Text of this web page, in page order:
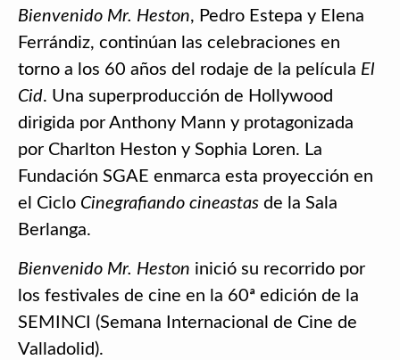
Bienvenido Mr. Heston, Pedro Estepa y Elena
Ferrándiz, continúan las celebraciones en
torno a los 60 años del rodaje de la película El
Cid. Una superproducción de Hollywood
dirigida por Anthony Mann y protagonizada
por Charlton Heston y Sophia Loren. La
Fundación SGAE enmarca esta proyección en
el Ciclo Cinegrafiando cineastas de la Sala
Berlanga.
Bienvenido Mr. Heston inició su recorrido por
los festivales de cine en la 60ª edición de la
SEMINCI (Semana Internacional de Cine de
Valladolid).